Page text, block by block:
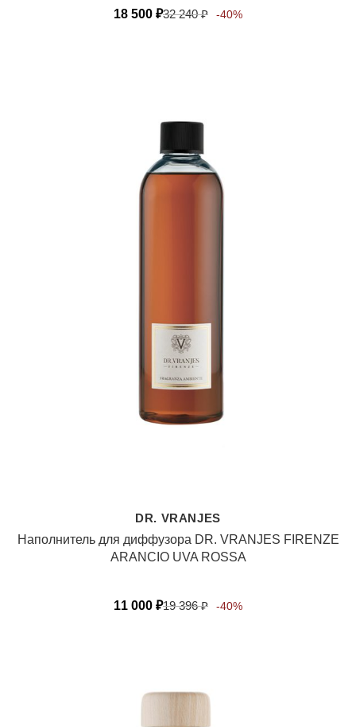
18 500 ₽32 240₽ -40%
DR. VRANJES
Наполнитель для диффузора DR. VRANJES FIRENZE
ARANCIO UVA ROSSA
11 000 ₽19 396₽ -40%